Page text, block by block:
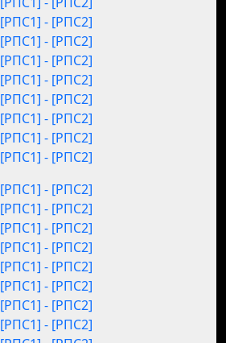
[РПС1] - [РПС2]
[РПС1] - [РПС2]
[РПС1] - [РПС2]
[РПС1] - [РПС2]
[РПС1] - [РПС2]
[РПС1] - [РПС2]
[РПС1] - [РПС2]
[РПС1] - [РПС2]
[РПС1] - [РПС2]
[РПС1] - [РПС2]
[РПС1] - [РПС2]
[РПС1] - [РПС2]
[РПС1] - [РПС2]
[РПС1] - [РПС2]
[РПС1] - [РПС2]
[РПС1] - [РПС2]